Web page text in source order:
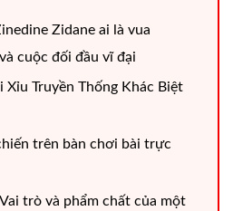
Zidane ai là vua
cuộc đối đầu vĩ đại
Xỉu Truyền Thống Khác Biệt
trên bàn chơi bài trực
trò và phẩm chất của một